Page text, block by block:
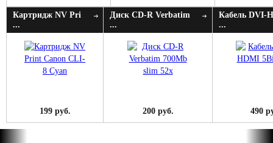
Картридж NV Pri
...
199 руб.
Диск CD-R Verbatim
...
200 руб.
Кабель DVI-
...
490